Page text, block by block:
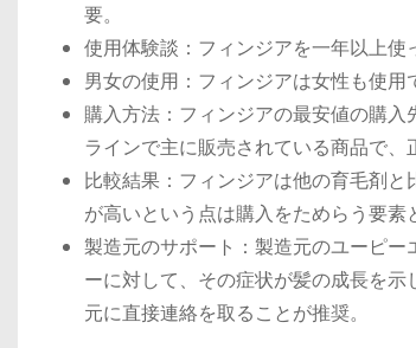
要。
使用体験談：フィンジアを一年以上使
男女の使用：フィンジアは女性も使用
購入方法：フィンジアの最安値の購
ラインで主に販売されている商品で、
比較結果：フィンジアは他の育毛剤
が高いという点は購入をためらう要素
製造元のサポート：製造元のユーピ
ーに対して、その症状が髪の成長を
元に直接連絡を取ることが推奨。